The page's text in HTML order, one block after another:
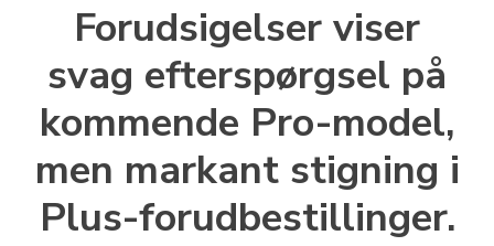
Forudsigelser viser
svag efterspørgsel på
kommende Pro-model,
men markant stigning i
Plus-forudbestillinger.